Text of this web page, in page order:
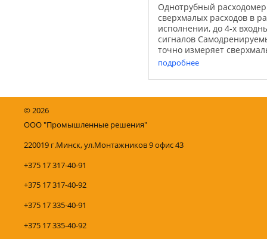
Однотрубный
сверхмалых расходов в
исполнении, до 4-х
сигналов
точно измеряет
жидкостей и газов,
высоким давлением. Он
подробнее
©2026
ООО "Промышленные решения"
220019 г.Минск, ул.Монтажников 9 офис 43
+375 17 317-40-91
+375 17 317-40-92
+375 17 335-40-91
+375 17 335-40-92